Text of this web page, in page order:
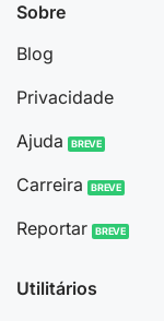
Sobre
Blog
Privacidade
Ajuda
Carreira
Reportar
Utilitários